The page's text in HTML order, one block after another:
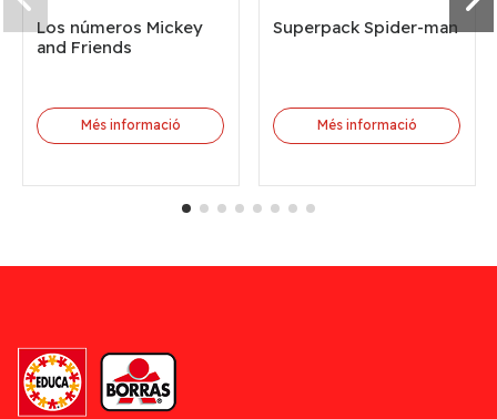
Los números Mickey
and Friends
Més informació
Superpack Spider-man
Més informació